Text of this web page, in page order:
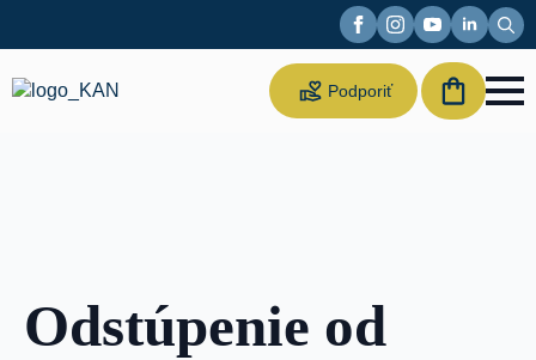
for:
Podporiť
us
Odstúpenie od